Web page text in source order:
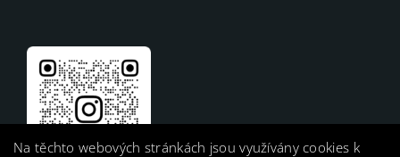
Na těchto webových stránkách jsou využívány cookies k